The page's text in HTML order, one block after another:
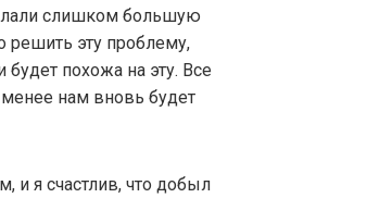
слишком большую
решить эту проблему,
похожа на эту. Все
менее нам вновь будет
и я счастлив, что добыл